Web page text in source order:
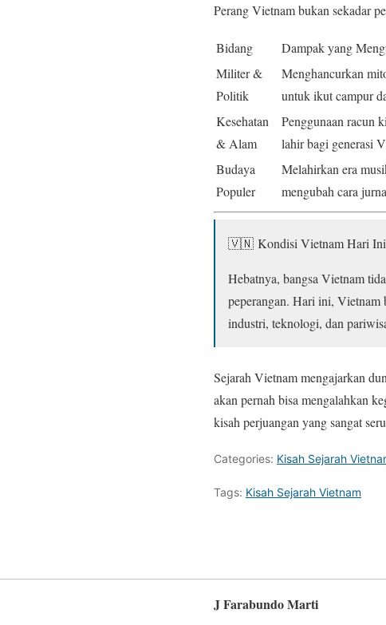
Perang Vietnam bukan sekadar
Bidang
Dampak yang
Militer &
Politik
Menghancurkan
untuk ikut campur
Kesehatan
& Alam
Penggunaan racun
lahir bagi generasi
Budaya
Populer
Melahirkan era
mengubah cara
🇻🇳 Kondisi Vietnam Hari
Hebatnya, bangsa Vietnam
peperangan. Hari ini, Vietnam
industri, teknologi, dan
Sejarah Vietnam mengajarkan
akan pernah bisa mengalahkan
kisah perjuangan yang sangat
Categories: Kisah Sejarah
Tags: Kisah Sejarah Vietnam
J Farabundo Marti